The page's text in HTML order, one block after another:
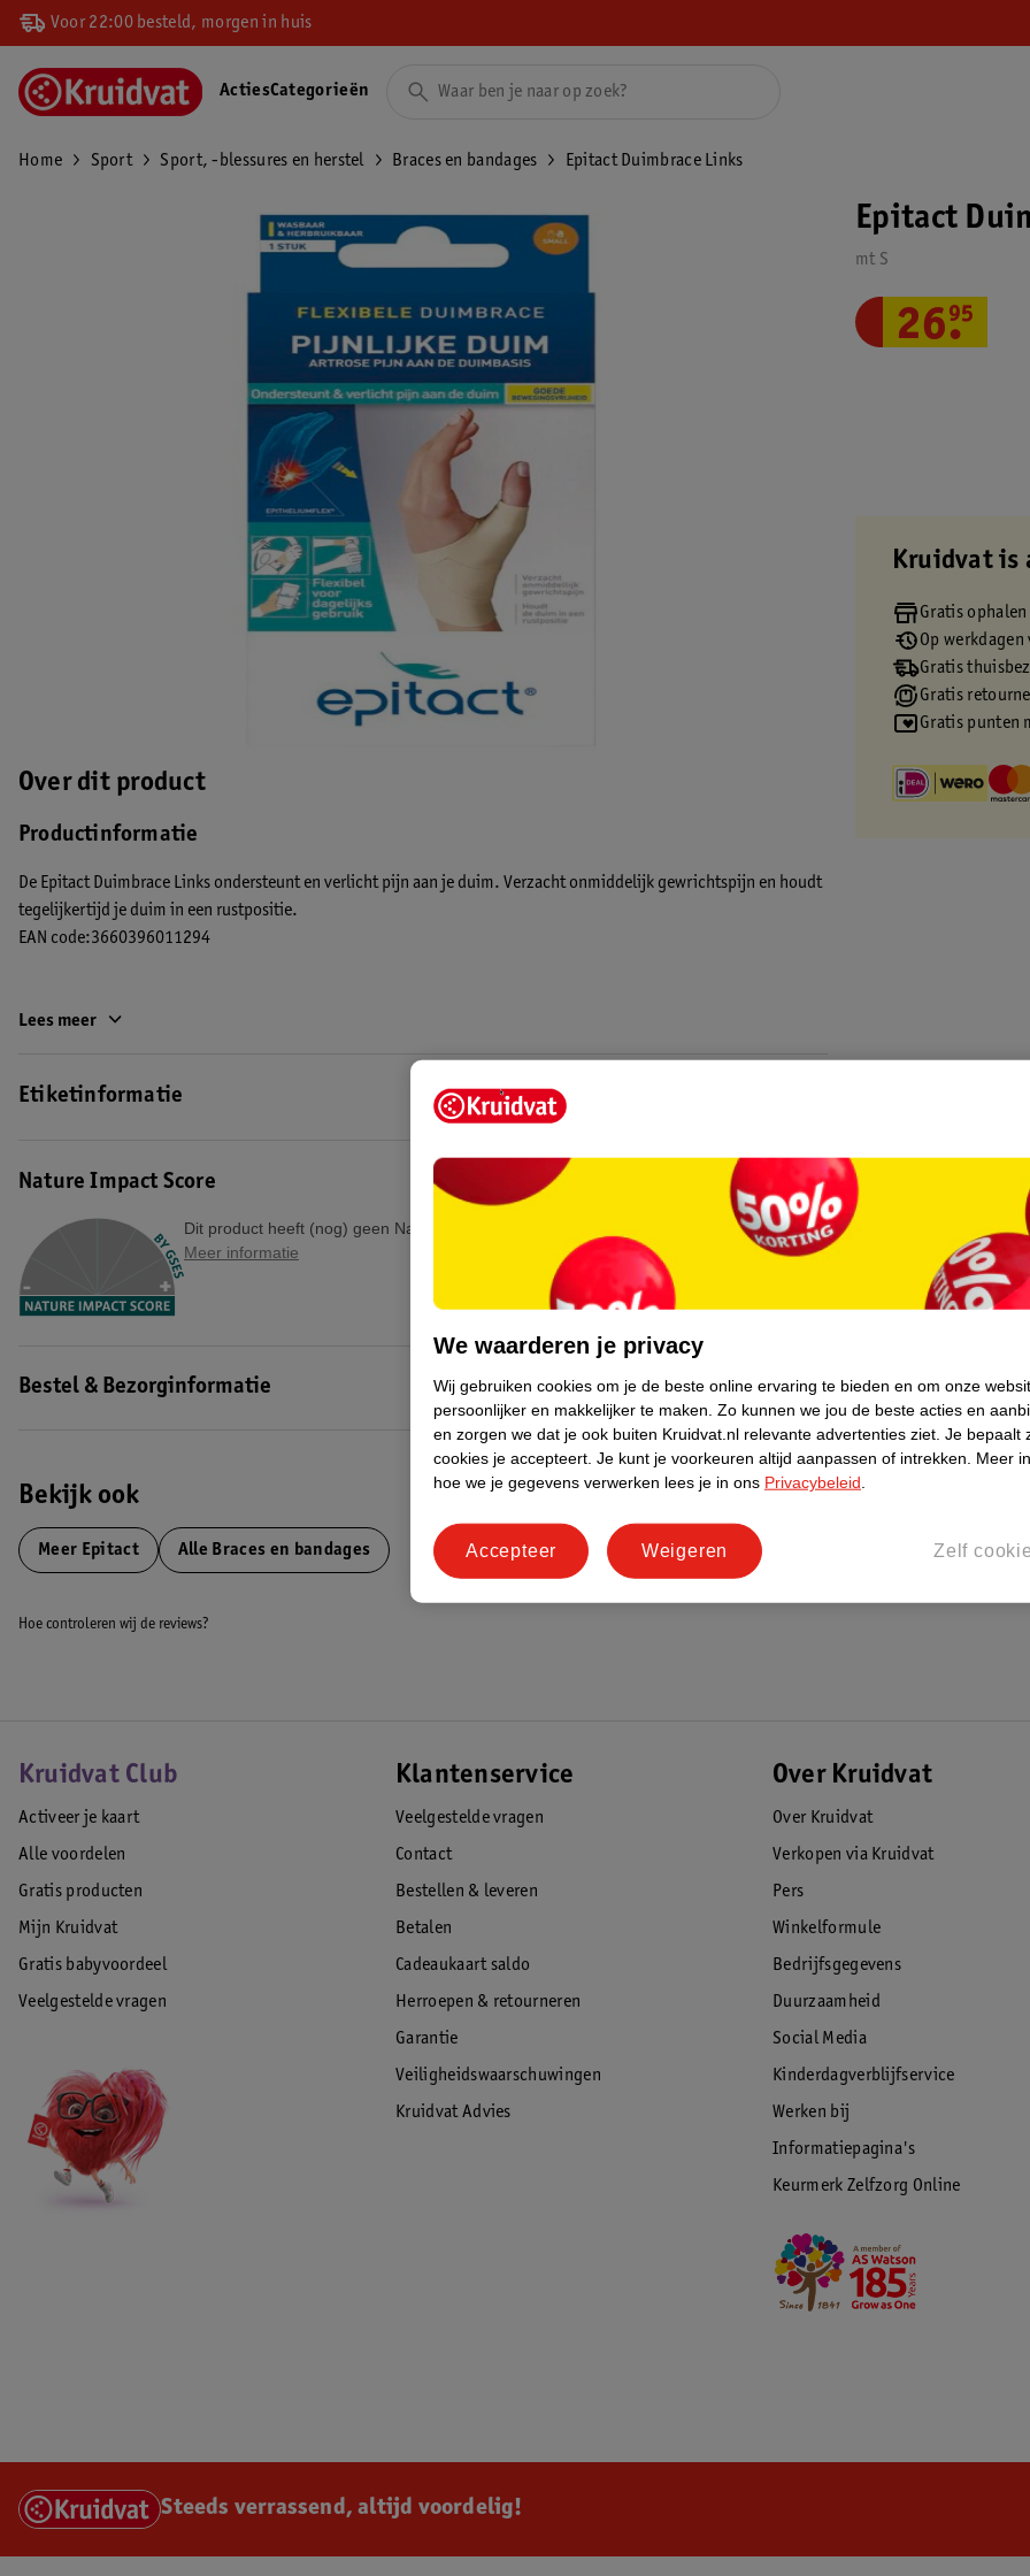
Voor 22:00 besteld, morgen in huis
ActiesCategorieën
Home Sport Sport, -blessures en herstel Braces en bandages Epitact Duimbrace Links
Over dit product
Productinformatie
De Epitact Duimbrace Links ondersteunt en verlicht pijn aan je duim. Verzacht onmiddelijk gewrichtspijn en houdt
tegelijkertijd je duim in een rustpositie.
EAN code:3660396011294
Lees meer
Etiketinformatie
Nature Impact Score
Dit product heeft (nog) geen Nature Impact Score.
Meer informatie
Bestel & Bezorginformatie
Bekijk ook
Meer Epitact Alle Braces en bandages
Epitact
mt S
26.
95
Kruidvat is
Gratis
Op
Gratis
Gratis
Gratis punten
Hoe controleren wij de reviews?
Kruidvat Club
Activeer je kaart
Alle voordelen
Gratis producten
Mijn Kruidvat
Gratis babyvoordeel
Veelgestelde vragen
Klantenservice
Veelgestelde vragen
Contact
Bestellen & leveren
Betalen
Cadeaukaart saldo
Herroepen & retourneren
Garantie
Veiligheidswaarschuwingen
Kruidvat Advies
Over Kruidvat
Over Kruidvat
Verkopen via Kruidvat
Pers
Winkelformule
Bedrijfsgegevens
Duurzaamheid
Social Media
Kinderdagverblijfservice
Werken bij
Informatiepagina's
Keurmerk Zelfzorg Online
Steeds verrassend, altijd voordelig!
We waarderen je privacy
Wij gebruiken cookies om je de beste online ervaring te bieden en om onze
persoonlijker en makkelijker te maken. Zo kunnen we jou de beste acties en
en zorgen we dat je ook buiten Kruidvat.nl relevante advertenties ziet. Je bepaalt
cookies je accepteert. Je kunt je voorkeuren altijd aanpassen of intrekken.
Meer
hoe we je gegevens verwerken lees je in ons Privacybeleid
Zelf
Weigeren
Accepteer